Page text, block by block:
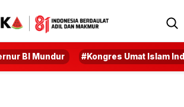
BI Mundur #Kongres Umat Islam